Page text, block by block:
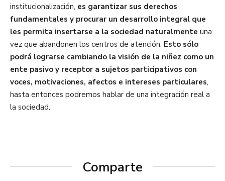
institucionalización, es garantizar sus derechos
fundamentales y procurar un desarrollo integral que
les permita insertarse a la sociedad naturalmente una
vez que abandonen los centros de atención. Esto sólo
podrá lograrse cambiando la visión de la niñez como un
ente pasivo y receptor a sujetos participativos con
voces, motivaciones, afectos e intereses particulares,
hasta entonces podremos hablar de una integración real a
la sociedad.
Comparte